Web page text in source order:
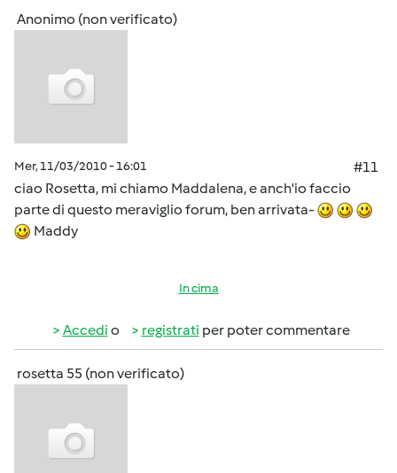
Anonimo (non verificato)
Mer, 11/03/2010 - 16:01
#11
ciao Rosetta, mi chiamo Maddalena, e anch'io faccio
parte di questo meraviglio forum, ben arrivata-
Maddy
In cima
Accedi o registrati per poter commentare
rosetta 55 (non verificato)